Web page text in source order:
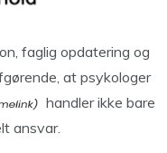
faglig opdatering og
at psykologer
handler ikke bare
ansvar.